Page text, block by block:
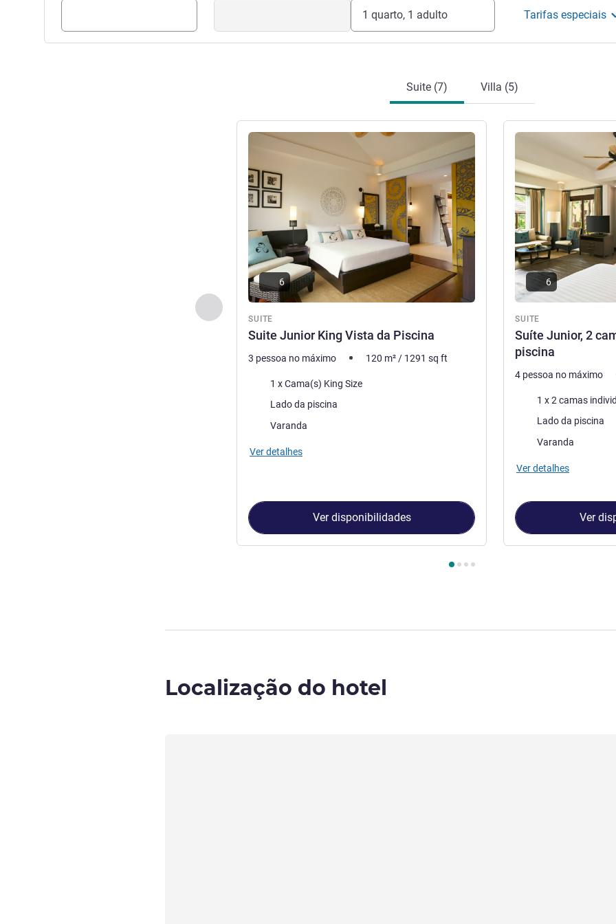
Esperamos que desfrute de uma escapadinha tranquila e inspiradora."
Paul Perrottet, Gestão hoteleira
1 quarto, 1 adulto Tarifas especiais
Suite (7) Villa (5)
Anterior - Suite
SUITE
Suite Junior King Vista da Piscina
Ver detalhes
6
3 pessoa no máximo 120 m² / 1291 sq ft
Cama1 x Cama(s) King Size
Vistas:Lado da piscina
As vantagens do alojamento:
Varanda
Ver detalhes
Ver disponibilidades
SUITE
Suíte Junior, 2
piscina
Ver detalhes
6
4 pessoa no máximo
Cama1 x 2 camas
Vistas:Lado da piscina
As vantagens do
Varanda
Ver detalhes
Ver
Localização do hotel